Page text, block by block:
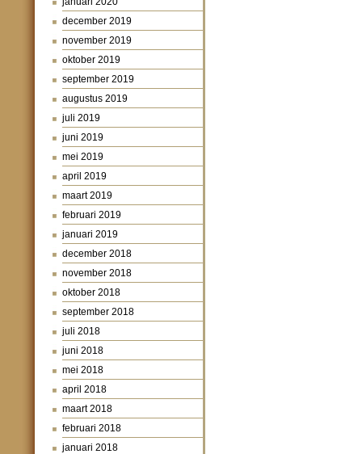
december 2019
november 2019
oktober 2019
september 2019
augustus 2019
juli 2019
juni 2019
mei 2019
april 2019
maart 2019
februari 2019
januari 2019
december 2018
november 2018
oktober 2018
september 2018
juli 2018
juni 2018
mei 2018
april 2018
maart 2018
februari 2018
januari 2018